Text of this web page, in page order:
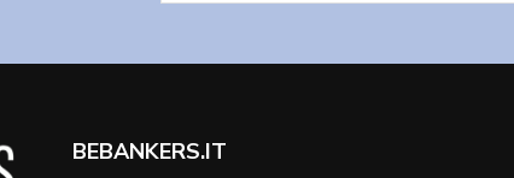
BEBANKERS.IT